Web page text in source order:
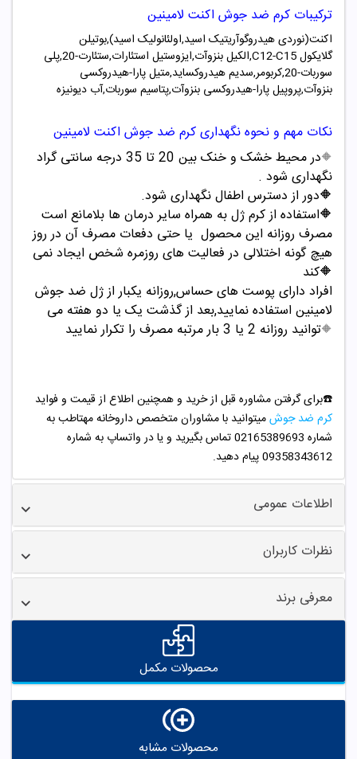
ترکیبات کرم ضد جوش اکنت لامینین
اکنت(نوردی هیدروگوآریتیک اسید,اولئانولیک اسید),بوتیلن
گلایکول,C12-C15
الکیل بنزوآت,ایزوستیل استئارات,ستئارت-20,پلی
سوربات-20,کربومر,سدیم هیدروکساید,متیل پارا-هیدروکسی
بنزوآت,پروپیل پارا-هیدروکسی بنزوآت,پتاسیم سوربات,آب دیونیزه
نکات مهم و نحوه نگهداری کرم ضد جوش اکنت لامینین
🔶
در محیط خشک و خنک بین 20 تا 35 درجه سانتی گراد
نگهداری شود .
🔶دور از دسترس اطفال نگهداری شود.
🔶استفاده از کرم ژل به همراه سایر درمان ها بلامانع است
مصرف روزانه این محصول یا حتی دفعات مصرف آن در روز
هیچ گونه اختلالی در فعالیت های روزمره شخص ایجاد نمی
کند🔶
افراد دارای پوست های حساس,روزانه یکبار از ژل ضد جوش
لامینین استفاده نمایید,بعد از گذشت یک یا دو هفته می
توانید روزانه 2 یا 3 بار مرتبه مصرف را تکرار نمایید🔶
☎️برای گرفتن مشاوره قبل از خرید و همچنین اطلاع از قیمت و فواید
کرم ضد جوشمیتوانید با مشاوران متخصص داروخانه مهتاطب به
شماره 02165389693 تماس بگیرید و یا در واتساپ به شماره
09358343612 پیام دهید.
اطلاعات عمومی
نظرات کاربران
معرفی برند
محصولات مکمل
محصولات مشابه